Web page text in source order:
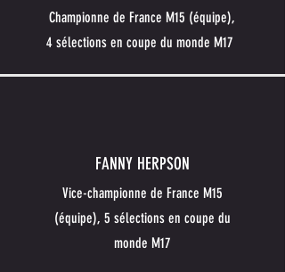
Championne de France M15 (équipe),
4 sélections en coupe du monde M17
FANNY HERPSON
Vice-championne de France M15
(équipe), 5 sélections en coupe du
monde M17